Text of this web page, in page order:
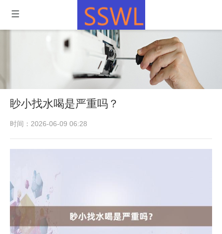
眇小找水喝是严重吗？
时间：2026-06-09 06:28